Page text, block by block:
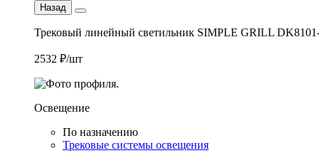
Назад
Трековый линейный светильник SIMPLE GRILL
2532 ₽/шт
Освещение
По назначению
Трековые системы освещения